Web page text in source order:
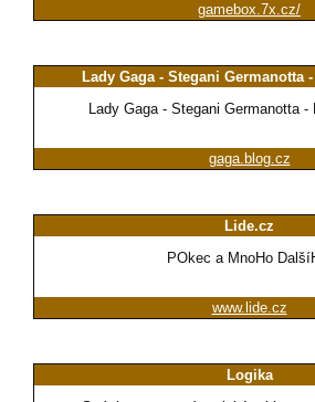
gamebox.7x.cz/
Lady Gaga - Stegani Germanotta
Lady Gaga - Stegani Germanotta -
gaga.blog.cz
Lide.cz
POkec a MnoHo
www.lide.cz
Logika